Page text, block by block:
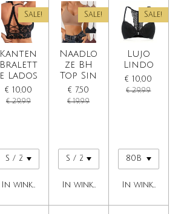
Sale!
Kanten
Bralett
e Lados
€ 10,00
€ 29,99
In winkelwagen
Sale!
Naadlo
ze BH
Top Sin
€ 7,50
€ 19,99
In winkelwagen
Sale!
Lujo
Lindo
€ 10,00
€ 29,99
In